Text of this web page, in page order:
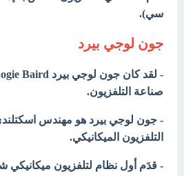
سي).
جون لوجي بيرد
- لقد كان جون لوجي بيرد Baird
صناعة التلفزيون.
- جون لوجي بيرد هو مهندس
التلفزيون الميكانيكي.
- قدَم أول نظام لتلفزيون ميكانيكي شغال في 26